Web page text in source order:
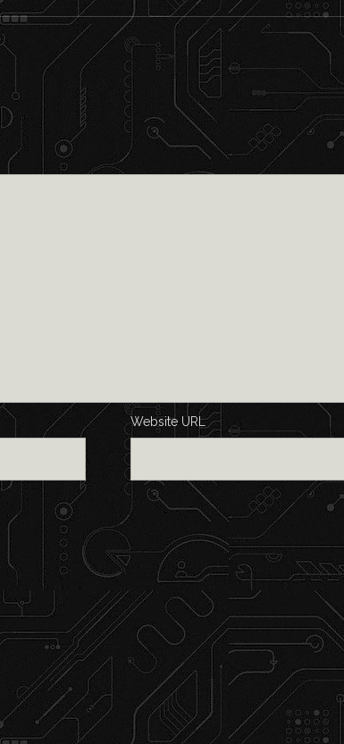
Website URL